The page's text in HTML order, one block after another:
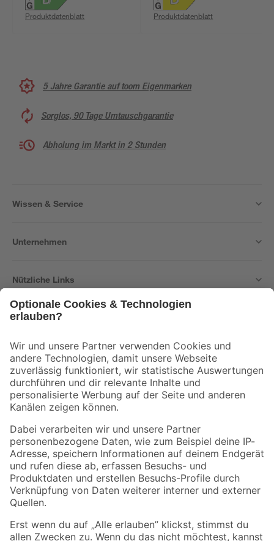
Produktdatenblatt Produktdatenblatt
5 Jahre Garantie auf toom Eigenmarken
Sorglos, 90 Tage Umtauschgarantie
Abholung im Markt in 2 Stunden
Wissen & Service
Unternehmen
Nützliche Links
Der toom Newsletter: Keine Angebote und Aktionen mehr verpassen!
Zur Newsletter Anmeldung
Folge uns
Zahlungsarten Versandarten
Sicher einkaufen